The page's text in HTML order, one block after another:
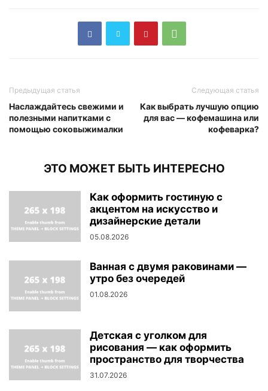
Предыдущая статья
Наслаждайтесь свежими и
полезными напитками с
помощью соковыжималки
Следующая статья
Как выбрать лучшую опцию
для вас — кофемашина или
кофеварка?
ЭТО МОЖЕТ БЫТЬ ИНТЕРЕСНО
Как оформить гостиную с
акцентом на искусство и
дизайнерские детали
05.08.2026
Ванная с двумя раковинами —
утро без очередей
01.08.2026
Детская с уголком для
рисования — как оформить
пространство для творчества
31.07.2026